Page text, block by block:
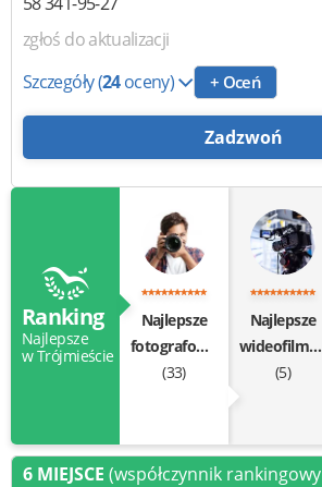
zgłoś do aktualizacji
Szczegóły(24oceny) + Oceń
Zadzwoń
Ranking
Najlepsze
w Trójmieście
Najlepsze
fotografowanie
(33)
Najlepsze
wideofilmowanie
(5)
6 MIEJSCE (współczynnik rankingowy